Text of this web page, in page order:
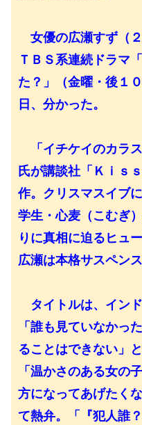
女優の広瀬すず（
ＴＢＳ系連続ドラマ
た？」（金曜・後１
日、分かった。
「イチケイのカラ
氏が講談社「Ｋｉｓ
作。クリスマスイブ
学生・心麦（こむぎ
りに真相に迫るヒュ
広瀬は本格サスペン
タイトルは、イン
「誰も見ていなかっ
ることはできない」
「温かさのある女の
方になってあげたく
て熱弁。「『犯人誰